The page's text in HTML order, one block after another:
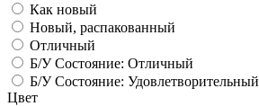
Как новый
Новый, распакованный
Отличный
Б/У Состояние: Отличный
Б/У Состояние: Удовлетворительный
Цвет